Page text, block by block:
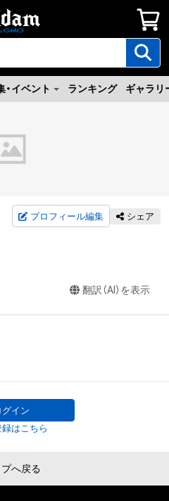
・イベント ランキング ギャラリ
プロフィール編集 シェア
翻訳（AI）を表示
グイン
はこちら
プへ戻る